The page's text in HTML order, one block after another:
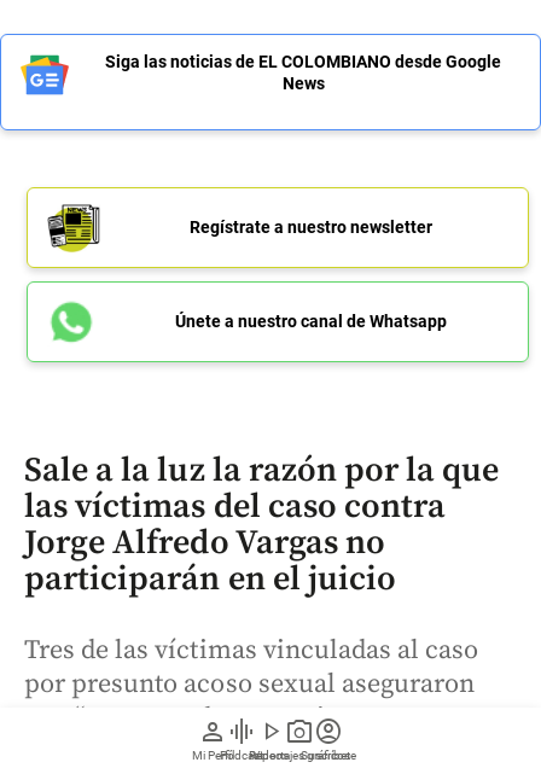
person
Mi Perfil
graphic_eq
Pódcast
play_arrow
Videos
photo_camera
Reportajes gráficos
account_circle
Suscríbete
Siga las noticias de EL COLOMBIANO desde Google
News
Regístrate a nuestro newsletter
Únete a nuestro canal de Whatsapp
Sale a la luz la razón por la que
las víctimas del caso contra
Jorge Alfredo Vargas no
participarán en el juicio
Tres de las víctimas vinculadas al caso
por presunto acoso sexual aseguraron
que “no se puede renunciar a un caso en
el que no hemos pedido estar” y